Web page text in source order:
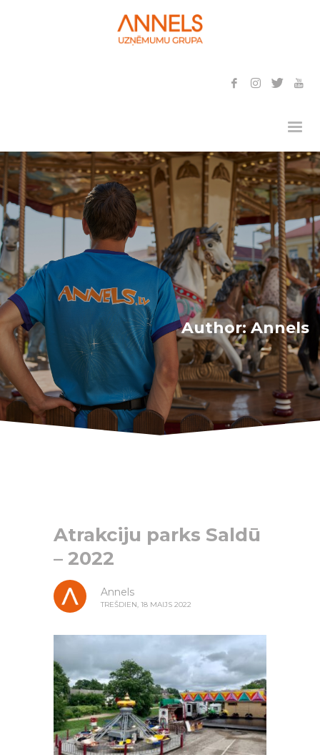
Author:Annels
Atrakciju parks Saldū
– 2022
Annels
TREŠDIEN, 18 MAIJS 2022